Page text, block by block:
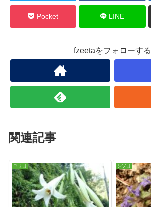
Pocket LINE
fzeetaをフォローする
関連記事
ユリ目 シソ目